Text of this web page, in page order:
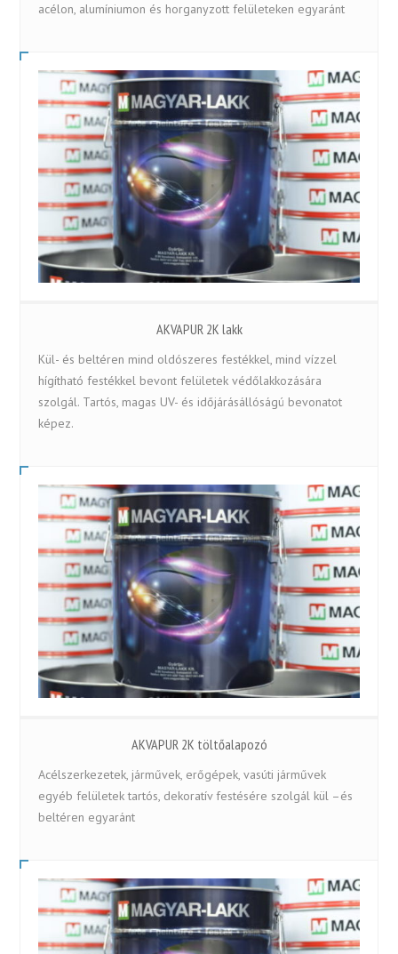
acélon, alumíniumon és horganyzott felületeken egyaránt
AKVAPUR 2K lakk
Kül- és beltéren mind oldószeres festékkel, mind vízzel
hígítható festékkel bevont felületek védőlakkozására
szolgál. Tartós, magas UV- és időjárásállóságú bevonatot
képez.
AKVAPUR 2K töltőalapozó
Acélszerkezetek, járművek, erőgépek, vasúti járművek
egyéb felületek tartós, dekoratív festésére szolgál kül –és
beltéren egyaránt